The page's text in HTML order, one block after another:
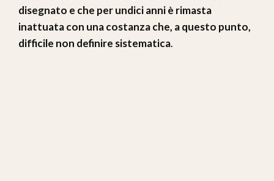
disegnato e che per undici anni è rimasta
inattuata con una costanza che, a questo punto,
difficile non definire sistematica.